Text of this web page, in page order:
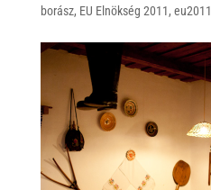
A
p
o
o
k
borász, EU Elnökség 2011, eu2011